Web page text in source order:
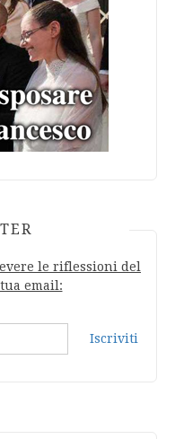
le riflessioni del
email:
Iscriviti